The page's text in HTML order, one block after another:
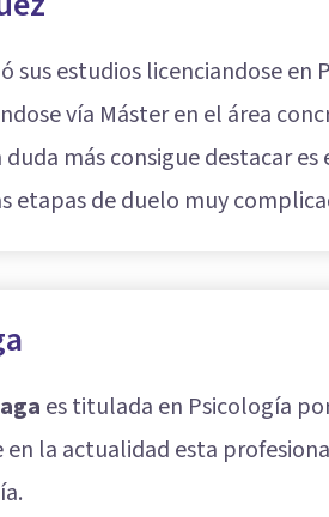
sus estudios licenciandose
vía Máster en el área
duda más consigue destacar
etapas de duelo muy
es titulada en Psicología
la actualidad esta